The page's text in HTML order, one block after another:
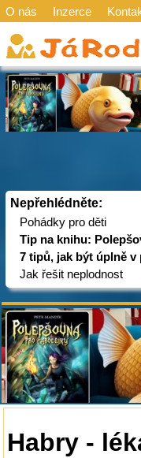
O nás Inzerce
Nepřehlédněte:
Pohádky pro děti
Tip na knihu:
7 tipů, jak být úplně v
Jak řešit neplodnost
Habry -